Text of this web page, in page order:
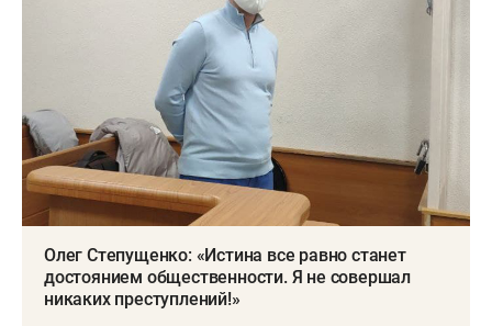
Олег Степущенко: «Истина все равно станет
достоянием общественности. Я не совершал
никаких преступлений!»